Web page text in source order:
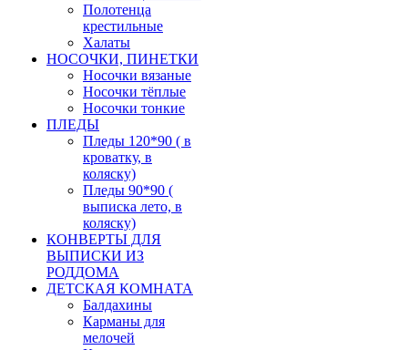
Полотенца
крестильные
Халаты
НОСОЧКИ, ПИНЕТКИ
Носочки вязаные
Носочки тёплые
Носочки тонкие
ПЛЕДЫ
Пледы 120*90 ( в
кроватку, в
коляску)
Пледы 90*90 (
выписка лето, в
коляску)
КОНВЕРТЫ ДЛЯ
ВЫПИСКИ ИЗ
РОДДОМА
ДЕТСКАЯ КОМНАТА
Балдахины
Карманы для
мелочей